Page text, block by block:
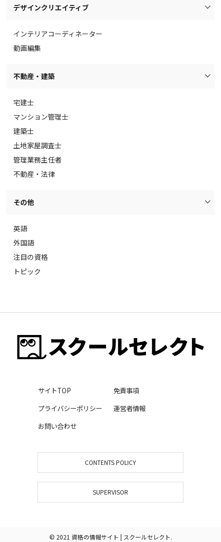
デザインクリエイティブ
インテリアコーディネーター
動画編集
不動産・建築
宅建士
マンション管理士
建築士
土地家屋調査士
管理業務主任者
不動産・法律
その他
英語
外国語
注目の資格
トピック
サイトTOP
免責事項
プライバシーポリシー
運営者情報
お問い合わせ
CONTENTS POLICY
SUPERVISOR
© 2021 資格の情報サイト | スクールセレクト.